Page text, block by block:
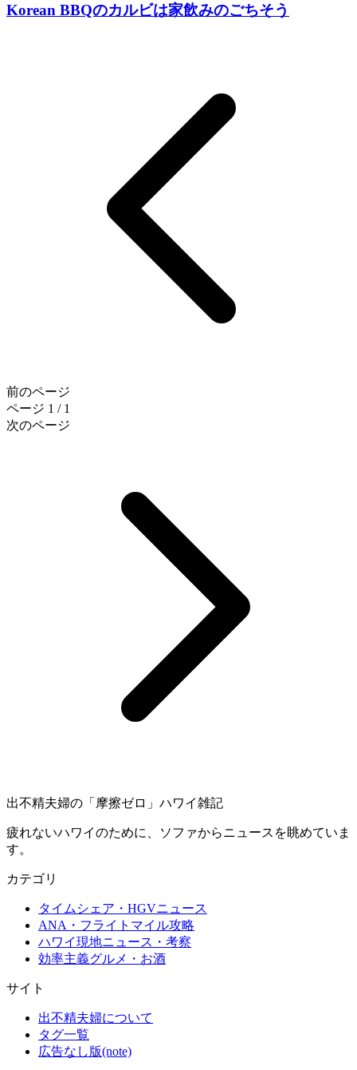
Korean BBQのカルビは家飲みのごちそう
前のページ
ページ 1 / 1
次のページ
出不精夫婦の 「摩擦ゼロ」 ハワイ雑記
疲れないハワイのために、ソファからニュースを眺めていま
す。
カテゴリ
タイムシェア・HGVニュース
ANA・フライトマイル攻略
ハワイ現地ニュース・考察
効率主義グルメ・お酒
サイト
出不精夫婦について
タグ一覧
広告なし版(note)